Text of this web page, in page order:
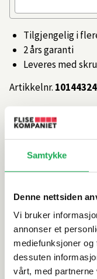
Samtykke
Denne nettsiden
Vi bruker
annonser et
mediefunksjoner
dessuten
vårt, med partnerne
Tilgjengelig i
2 års garanti
Leveres med
Artikkelnr.
Spesifikasjoner
Rengjøring og